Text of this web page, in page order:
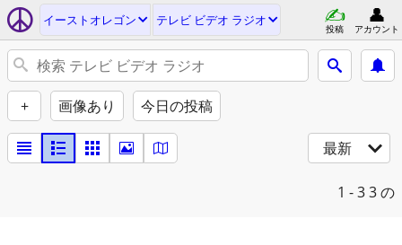
イーストオレゴン テレビ ビデオ ラジオ
投稿 アカウント
+ 画像あり 今日の投稿
最新
1 - 33 の